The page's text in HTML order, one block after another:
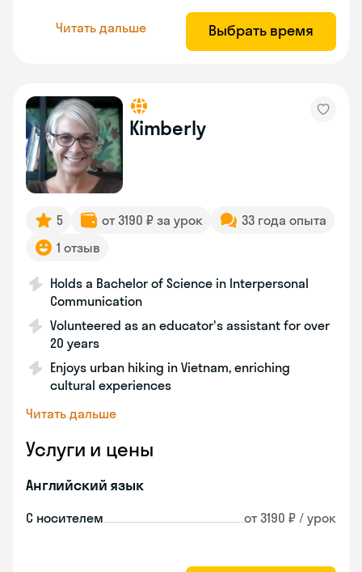
Читать дальше Выбрать время
Kimberly
5 от 3190 ₽ за урок
33 года опыта
1 отзыв
Holds a Bachelor of Science in Interpersonal
Communication
Volunteered as an educator's assistant for over
20 years
Enjoys urban hiking in Vietnam, enriching
cultural experiences
Читать дальше
Услуги и цены
Английский язык
С носителем от 3190 ₽ / урок